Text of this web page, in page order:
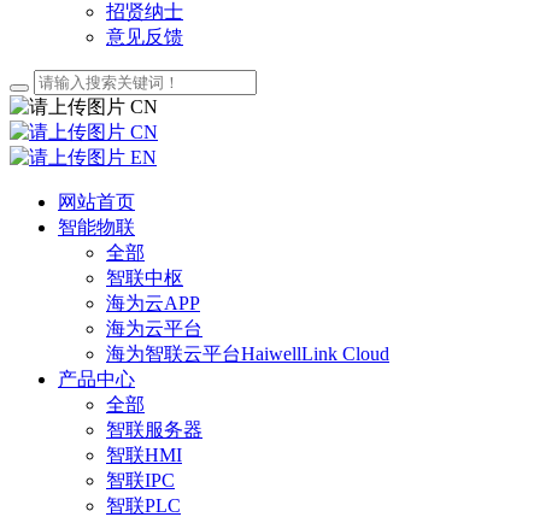
招贤纳士
意见反馈
CN
CN
EN
网站首页
智能物联
全部
智联中枢
海为云APP
海为云平台
海为智联云平台HaiwellLink Cloud
产品中心
全部
智联服务器
智联HMI
智联IPC
智联PLC